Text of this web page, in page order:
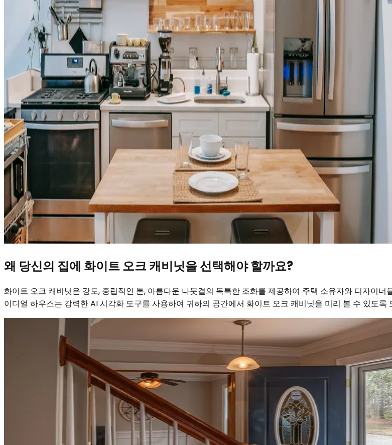
왜 당신의 집에 화이트 오크 캐비닛을 선택해야 할까요?
화이트 오크 캐비닛은 강도, 중립적인 톤, 아름다운 나뭇결의 독특한 조화를 제공하여 주택 소유자와 디자이
이디얼 하우스는 강력한 AI 시각화 도구를 사용하여 귀하의 공간에서 화이트 오크 캐비닛을 미리 볼 수 있도록